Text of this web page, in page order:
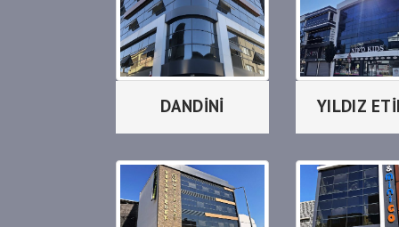
DANDİNİ YILDIZ